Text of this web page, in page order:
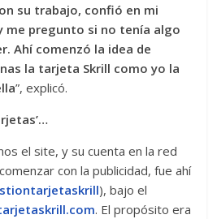
su trabajo, confió en mi
me pregunto si no tenía algo
Ahí comenzó la idea de
la tarjeta Skrill como yo la
”, explicó.
el site, y su cuenta en la red
con la publicidad, fue ahí
), bajo el
. El propósito era